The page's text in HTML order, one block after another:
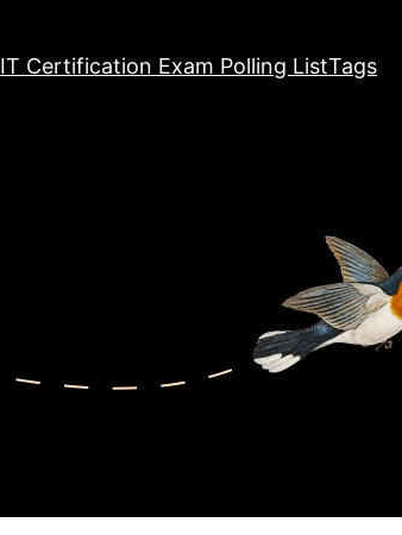
IT Certification Exam Polling ListTags